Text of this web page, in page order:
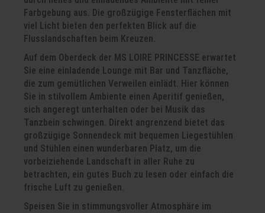
Farbgebung aus. Die großzügige Fensterflächen mit
viel Licht bieten den perfekten Blick auf die
Flusslandschaften beim Kreuzen.
Auf dem Oberdeck der MS LOIRE PRINCESSE erwartet
Sie eine einladende Lounge mit Bar und Tanzfläche,
die zum gemütlichen Verweilen einlädt. Hier können
Sie in stilvollem Ambiente einen Aperitif genießen,
sich angeregt unterhalten oder bei Musik das
Tanzbein schwingen. Direkt angrenzend bietet das
großzügige Sonnendeck mit bequemen Liegestühlen
und Stühlen einen wunderbaren Platz, um die
vorbeiziehende Landschaft in aller Ruhe zu
betrachten, ein gutes Buch zu lesen oder einfach die
frische Luft zu genießen.
Speisen Sie in stimmungsvoller Atmosphäre im